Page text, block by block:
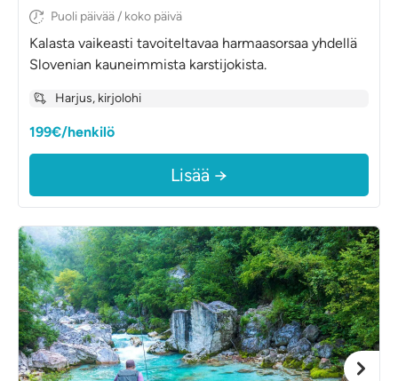
Puoli päivää / koko päivä
Kalasta vaikeasti tavoiteltavaa harmaasorsaa yhdellä
Slovenian kauneimmista karstijokista.
Harjus, kirjolohi
199€/henkilö
Lisää →